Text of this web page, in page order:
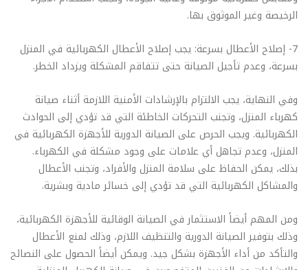
الرخيصة وغير الموثوق بها.
7- إصلاح الأعطال بسرعة: يجب إصلاح الأعطال الكهربائية في المنزل
بسرعة، وعدم تأجيل الصيانة حتى تتفاقم المشكلة ويزداد الخطر.
وفي النهاية، يجب الالتزام بالإرشادات الأمنية اللازمة أثناء صيانة
كهرباء المنزل، وتجنب التحركات الخاطئة التي قد تؤدي إلى الحوادث
الكهربائية. ويجب الحرص على الصيانة الدورية للأجهزة الكهربائية في
المنزل، وعدم تجاهل أي علامات على وجود مشكلة في الكهرباء.
بذلك، يمكن الحفاظ على سلامة المنزل والأفراد، وتجنب الأعطال
والمشاكل الكهربائية التي قد تؤدي إلى خسائر مادية وبشرية.
ومن المهم أيضاً الاستثمار في الصيانة الوقائية للأجهزة الكهربائية،
وذلك بتوفير الصيانة الدورية والتنظيف اللازم، وذلك لمنع الأعطال
والتأكد من أداء الأجهزة بشكل جيد. ويمكن أيضاً الحصول على النصائح